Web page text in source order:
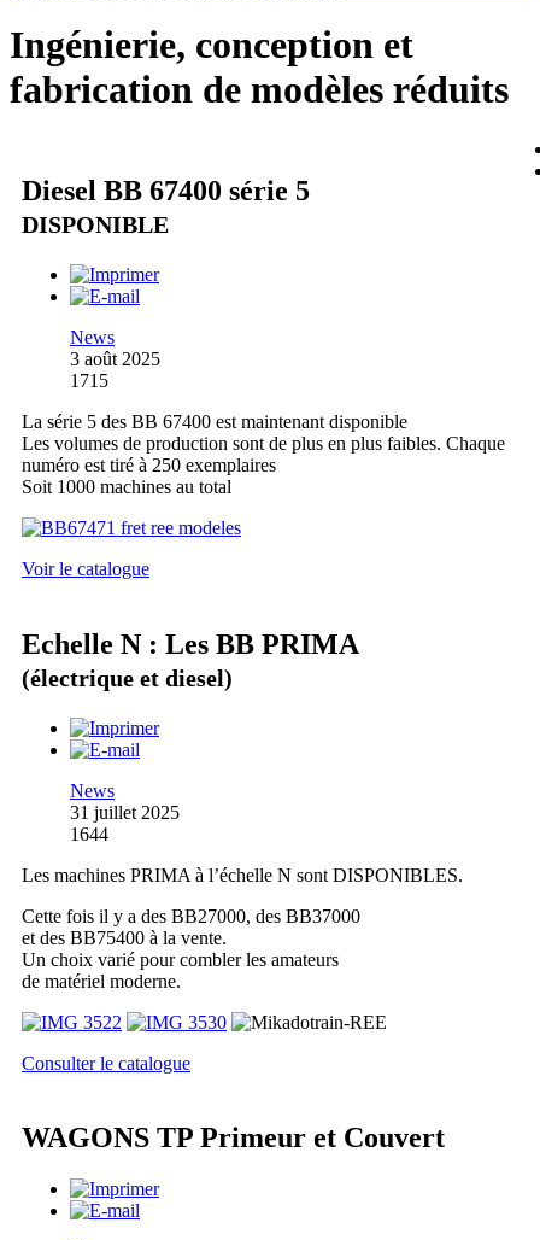
Ingénierie, conception et
fabrication de modèles réduits
Diesel BB 67400 série 5
DISPONIBLE
News
3 août 2025
1715
La série 5 des BB 67400 est maintenant disponible
Les volumes de production sont de plus en plus faibles. Chaque
numéro est tiré à 250 exemplaires
Soit 1000 machines au total
Voir le catalogue
Echelle N : Les BB PRIMA
(électrique et diesel)
News
31 juillet 2025
1644
Les machines PRIMA à l’échelle N sont DISPONIBLES.
Cette fois il y a des BB27000, des BB37000
et des BB75400 à la vente.
Un choix varié pour combler les amateurs
de matériel moderne.
Consulter le catalogue
WAGONS TP Primeur et Couvert